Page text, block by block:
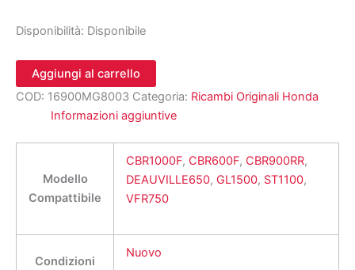
Disponibilità: Disponibile
filtro
comp.
carburante
quantità
Aggiungi al carrello
COD: 16900MG8003 Categoria: Ricambi Originali Honda
Informazioni aggiuntive
Modello
Compattibile
CBR1000F, CBR600F, CBR900RR,
DEAUVILLE650, GL1500, ST1100,
VFR750
Condizioni
Nuovo